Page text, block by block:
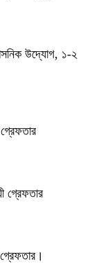
উদ্যোগ, ১-২
গ্রেফতার
গ্রেফতার।